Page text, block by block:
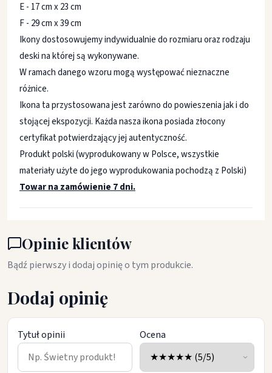
E - 17 cm x 23 cm
F - 29 cm x 39 cm
Ikony dostosowujemy indywidualnie do rozmiaru oraz rodzaju
deski na której są wykonywane.
W ramach danego wzoru mogą występować nieznaczne
różnice.
Ikona ta przystosowana jest zarówno do powieszenia jak i do
stojącej ekspozycji. Każda nasza ikona posiada złocony
certyfikat potwierdzający jej autentyczność.
Produkt polski (wyprodukowany w Polsce, wszystkie
materiały użyte do jego wyprodukowania pochodzą z Polski)
Towar na zamówienie 7 dni.
Opinie klientów
Bądź pierwszy i dodaj opinię o tym produkcie.
Dodaj opinię
Tytuł opinii Ocena